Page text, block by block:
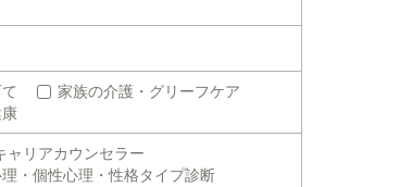
家族の介護・グリーフケア
ャリアカウンセラー
・個性心理・性格タイプ診断